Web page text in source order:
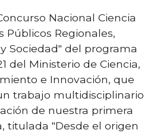
Nacional Ciencia
Públicos Regionales,
Sociedad" del programa
del Ministerio de Ciencia,
e Innovación, que
trabajo multidisciplinario
de nuestra primera
titulada "Desde el origen